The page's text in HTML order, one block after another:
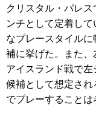
クリスタル・パレ
ンチとして定着し
なプレースタイル
補に挙げた。また、
アイスランド戦で
候補として想定さ
でプレーすることは